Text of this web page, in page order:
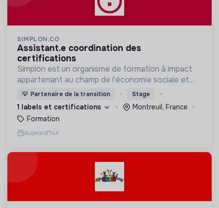
SIMPLON.CO
assistant.e coordination des
certifications
Simplon est un organisme de formation à impact
appartenant au champ de l’économie sociale et
solidaire.
💡 Partenaire de la transition Stage
1 labels et certifications
Montreuil, France
Formation
Aujourd'hui